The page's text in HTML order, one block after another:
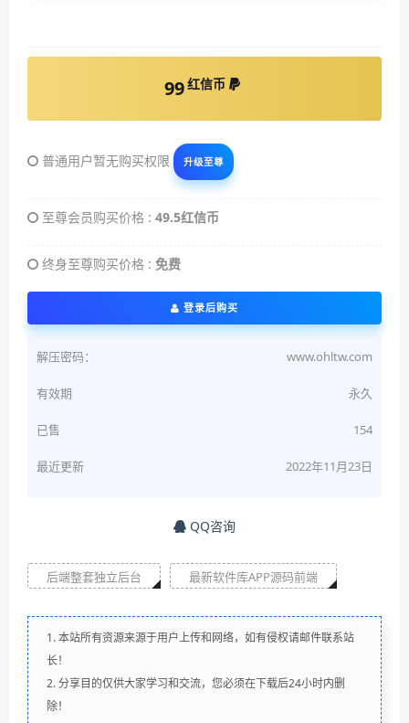
99红信币
普通用户暂无购买权限 升级至尊
至尊会员购买价格 : 49.5红信币
终身至尊购买价格 : 免费
登录后购买
解压密码： www.ohltw.com
有效期 永久
已售 154
最近更新 2022年11月23日
QQ咨询
后端整套独立后台 最新软件库APP源码前端
1. 本站所有资源来源于用户上传和网络，如有侵权请邮件联系站
长！
2. 分享目的仅供大家学习和交流，您必须在下载后24小时内删
除！